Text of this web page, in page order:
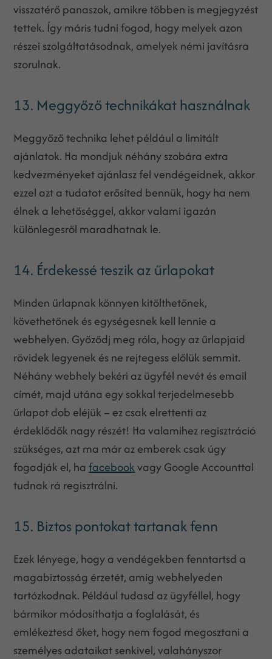
visszatérő panaszok, amikre többen is megjegyzést
tettek. Így máris tudni fogod, hogy melyek azon
részei szolgáltatásodnak, amelyek némi javításra
szorulnak.
13. Meggyőző technikákat használnak
Meggyőző technika lehet például a limitált
ajánlatok. Ha mondjuk néhány szobára extra
kedvezményeket ajánlasz fel vendégeidnek, akkor
ezzel azt a tudatot erősíted bennük, hogy ha nem
élnek a lehetőséggel, akkor valami igazán
különlegesről maradhatnak le.
14. Érdekessé teszik az űrlapokat
Minden űrlapnak könnyen kitölthetőnek,
követhetőnek és egységesnek kell lennie a
webhelyen. Győződj meg róla, hogy az űrlapjaid
rövidek legyenek és ne rejtegess előlük semmit.
Néhány webhely bekéri az ügyfél nevét és email
címét, majd utána egy sokkal terjedelmesebb
űrlapot dob eléjük – ez csak elrettenti az
érdeklődők nagy részét! Ha valamihez regisztráció
szükséges, azt ma már az emberek csak úgy
fogadják el, hafacebookvagy Google Accounttal
tudnak rá regisztrálni.
15. Biztos pontokat tartanak fenn
Ezek lényege, hogy a vendégekben fenntartsd a
magabiztosság érzetét, amíg webhelyeden
tartózkodnak. Például tudasd az ügyféllel, hogy
bármikor módosíthatja a foglalását, és
emlékeztesd őket, hogy nem fogod megosztani a
személyes adataikat senkivel, valahányszor